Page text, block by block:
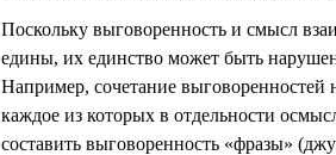
Поскольку выговоренность и смысл
едины, их единство может быть
Например, сочетание выговоренностей
каждое из которых в отдельности
составить выговоренность «фразы»